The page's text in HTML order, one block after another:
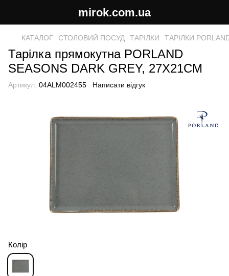
mirok.com.ua
КАТАЛОГ СТОЛОВИЙ ПОСУД ТАРІЛКИ ТАРІЛКИ
Тарілка прямокутна PORLAND
SEASONS DARK GREY, 27X21CM
Артикул: 04ALM002455 Написати відгук
Колір